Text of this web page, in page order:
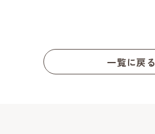
一覧に戻る